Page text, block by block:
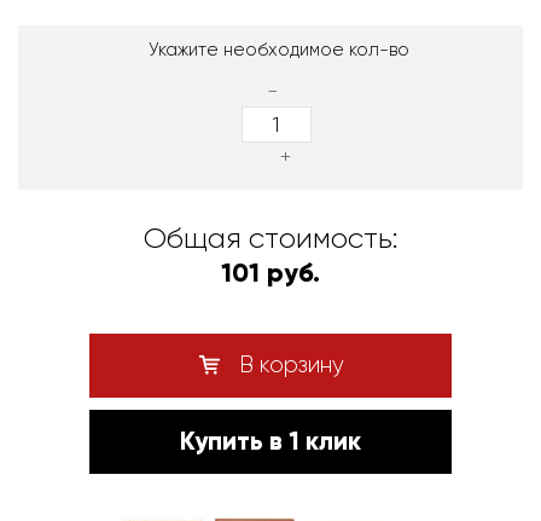
Укажите необходимое кол-во
-
+
Общая стоимость:
101 руб.
В корзину
Купить в 1 клик